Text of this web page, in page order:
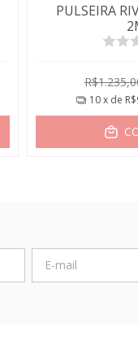
PULSEIRA
10 x de